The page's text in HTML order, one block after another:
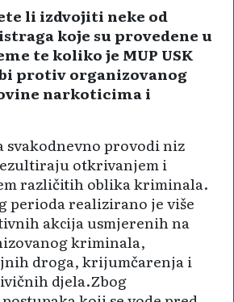
li izdvojiti neke od
koje su provedene u
te koliko je MUP USK
protiv organizovanog
narkoticima i
svakodnevno provodi niz
otkrivanjem i
različitih oblika kriminala.
perioda realizirano je više
akcija usmjerenih na
kriminala,
droga, krijumčarenja i
djela.Zbog